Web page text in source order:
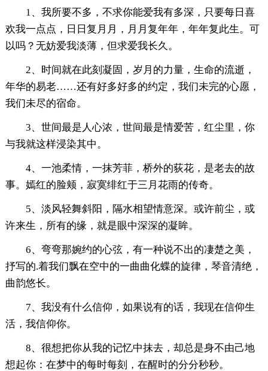
1、我所要不多，不求你能爱我有多深，只要每日喜
欢我一点点，日日复月月，月月复年年，年年复此生。可
以吗？无妨爱我淡薄，但求爱我长久。
2、时间就在此刻凝固，岁月的力量，生命的流逝，
年华的易老……还有好多好多的约定，我们未完的心愿，
我们未尽的宿命。
3、世间最是人心浓，世间最是情爱苦，红尘里，你
与我就这样浸染其中。
4、一池柔情，一抹芳菲，桥外的荻花，是老去的故
事。嫣红的脸颊，寂寞绯红于三月花雨的传奇。
5、淡风轻舞斜阳，隔水相望情意深。或许前尘，或
许来生，所有的缘，就是眼中深深的凝眸。
6、弯弯那婉约的心弦，有一种说不出的凄楚之美，
抒写的.着我们飘在空中的一曲曲化蝶的旋律，琴音清绝，
曲韵悠长。
7、我没有什么信仰，如果说有的话，我现在信仰生
活，我信仰你。
8、很想把你从我的记忆中抹去，却总是身不由己地
想起你：在梦中的每时每刻，在醒时的分分秒秒。